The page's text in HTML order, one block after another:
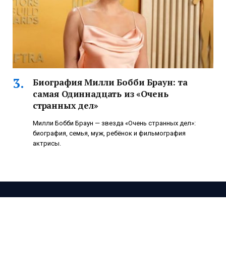
Биография Милли Бобби Браун: та
самая Одиннадцать из «Очень
странных дел»
Милли Бобби Браун — звезда «Очень странных дел»:
биография, семья, муж, ребёнок и фильмография
актрисы.